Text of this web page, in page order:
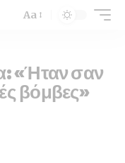
Aa
«Ήταν σαν
βόμβες»